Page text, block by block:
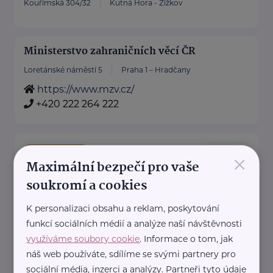
Kouřimská 304/32 Kutná Hora - Žižkov
Ministerstvo zahraničních věcí ČR
Loretánské náměstí 5 Praha 1 – Hradčany
https://www.mzv.cz/
+420 222 264 222
RADA SENIORŮ ČR
Politických vězňů 1419/11 Praha 1
Poskytujeme bezplatné sociálně-
právní poradentství pro seniory
po celé ČR.
Vydáváme časopis Doba seniorů.
×
Maximální bezpečí pro vaše
soukromí a cookies
K personalizaci obsahu a reklam, poskytování
funkcí sociálních médií a analýze naší návštěvnosti
využíváme soubory cookie. Informace o tom, jak
náš web používáte, sdílíme se svými partnery pro
sociální média, inzerci a analýzy. Partneři tyto údaje